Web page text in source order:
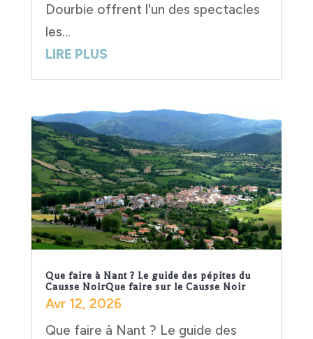
Dourbie offrent l'un des spectacles
les...
LIRE PLUS
Que faire à Nant ? Le guide des pépites du
Causse NoirQue faire sur le Causse Noir
Avr 12, 2026
Que faire à Nant ? Le guide des